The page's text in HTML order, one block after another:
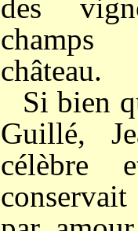
des
champs
château.
Si bien
Guillé,
célèbre